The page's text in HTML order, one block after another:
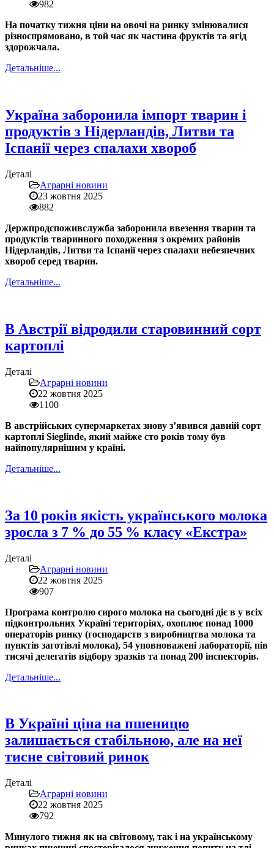
982
На початку тижня ціни на овочі на ринку змінювалися
різноспрямовано, в той час як частина фруктів та ягід
здорожчала.
Детальніше...
Україна заборонила імпорт тварин і
продуктів з Нідерландів, Литви та
Іспанії через спалахи хвороб
Деталі
Аграрні новини
23 жовтня 2025
882
Держпродспоживслужба заборонила ввезення тварин та
продуктів тваринного походження з окремих районів
Нідерландів, Литви та Іспанії через спалахи небезпечних
хвороб серед тварин.
Детальніше...
В Австрії відродили старовинний сорт
картоплі
Деталі
Аграрні новини
22 жовтня 2025
1100
В австрійських супермаркетах знову з’явився давній сорт
картоплі Sieglinde, який майже сто років тому був
найпопулярнішим у країні.
Детальніше...
За 10 років якість українського молока
зросла з 7 % до 55 % класу «Екстра»
Деталі
Аграрні новини
22 жовтня 2025
907
Програма контролю сирого молока на сьогодні діє в у всіх
підконтрольних Україні територіях, охоплює понад 1000
операторів ринку (господарств з виробництва молока та
пунктів заготівлі молока), 54 уповноважені лабораторії, пів
тисячі делегатів відбору зразків та понад 200 інспекторів.
Детальніше...
В Україні ціна на пшеницю
залишається стабільною, але на неї
тисне світовий ринок
Деталі
Аграрні новини
22 жовтня 2025
792
Минулого тижня як на світовому, так і на українському